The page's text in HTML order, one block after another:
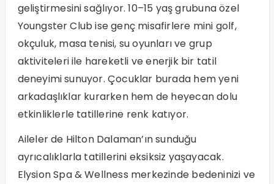
geliştirmesini sağlıyor. 10–15 yaş grubuna özel
Youngster Club ise genç misafirlere mini golf,
okçuluk, masa tenisi, su oyunları ve grup
aktiviteleri ile hareketli ve enerjik bir tatil
deneyimi sunuyor. Çocuklar burada hem yeni
arkadaşlıklar kurarken hem de heyecan dolu
etkinliklerle tatillerine renk katıyor.
Aileler de Hilton Dalaman’ın sunduğu
ayrıcalıklarla tatillerini eksiksiz yaşayacak.
Elysion Spa & Wellness merkezinde bedeninizi ve